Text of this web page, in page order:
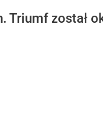
Triumf został